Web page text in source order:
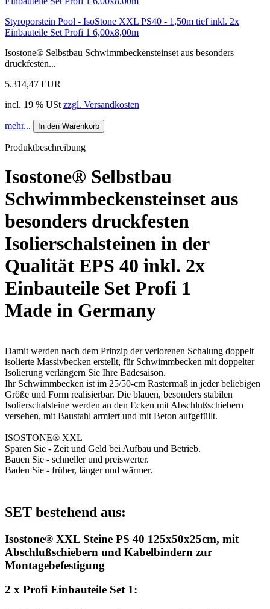
Styroporstein Pool - IsoStone XXL PS40 - 1,50m tief inkl. 2x
Einbauteile Set Profi 1 6,00x8,00m
Isostone® Selbstbau Schwimmbeckensteinset aus besonders
druckfesten...
5.314,47 EUR
incl. 19 % USt zzgl. Versandkosten
mehr... In den Warenkorb
Produktbeschreibung
Isostone® Selbstbau
Schwimmbeckensteinset aus
besonders druckfesten
Isolierschalsteinen in der
Qualität EPS 40 inkl. 2x
Einbauteile Set Profi 1
Made in Germany
Damit werden nach dem Prinzip der verlorenen Schalung doppelt
isolierte Massivbecken erstellt, für Schwimmbecken mit doppelter
Isolierung verlängern Sie Ihre Badesaison.
Ihr Schwimmbecken ist im 25/50-cm Rastermaß in jeder beliebigen
Größe und Form realisierbar. Die blauen, besonders stabilen
Isolierschalsteine werden an den Ecken mit Abschlußschiebern
versehen, mit Baustahl armiert und mit Beton aufgefüllt.
ISOSTONE® XXL
Sparen Sie - Zeit und Geld bei Aufbau und Betrieb.
Bauen Sie - schneller und preiswerter.
Baden Sie - früher, länger und wärmer.
SET bestehend aus:
Isostone® XXL Steine PS 40 125x50x25cm, mit
Abschlußschiebern und Kabelbindern zur
Montagebefestigung
2 x Profi Einbauteile Set 1: